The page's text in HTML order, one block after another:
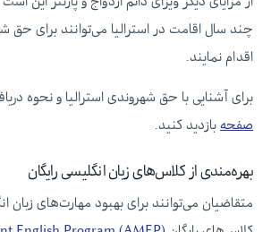
چند سال اقامت در استرالیا می‌توانند برای حق
اقدام نمایند.
برای آشنایی با حق شهروندی استرالیا و نحوه
صفحه بازدید کنید.
بهره‌مندی از کلاس‌های زبان انگلیسی رایگان
متقاضیان می‌توانند برای بهبود مهارت‌های زبان